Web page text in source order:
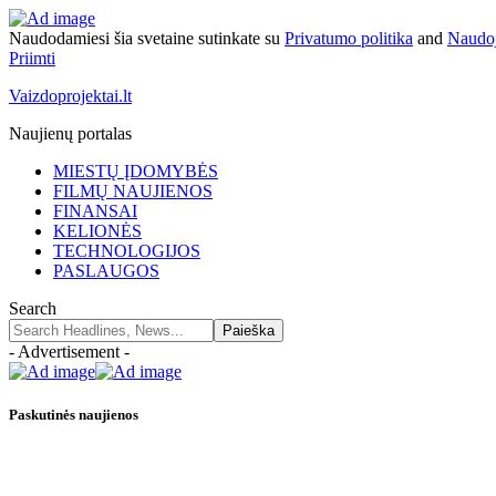
Naudodamiesi šia svetaine sutinkate su Privatumo politika and
Priimti
Vaizdoprojektai.lt
Naujienų portalas
MIESTŲ ĮDOMYBĖS
FILMŲ NAUJIENOS
FINANSAI
KELIONĖS
TECHNOLOGIJOS
PASLAUGOS
Search
- Advertisement -
Paskutinės naujienos